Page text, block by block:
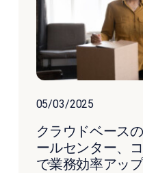
05/03/2025
クラウドベース
ールセンター、
で業務効率アップ